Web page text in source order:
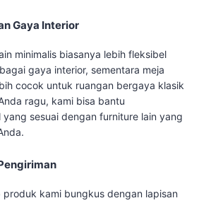
Gaya Interior
minimalis biasanya lebih fleksibel
gaya interior, sementara meja
cocok untuk ruangan bergaya klasik
ragu, kami bisa bantu
sesuai dengan furniture lain yang
produk kami bungkus dengan lapisan